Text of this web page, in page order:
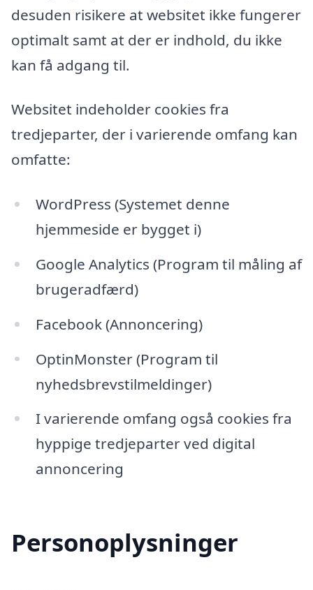
desuden risikere at websitet ikke fungerer
optimalt samt at der er indhold, du ikke
kan få adgang til.
Websitet indeholder cookies fra
tredjeparter, der i varierende omfang kan
omfatte:
WordPress (Systemet denne
hjemmeside er bygget i)
Google Analytics (Program til måling af
brugeradfærd)
Facebook (Annoncering)
OptinMonster (Program til
nyhedsbrevstilmeldinger)
I varierende omfang også cookies fra
hyppige tredjeparter ved digital
annoncering
Personoplysninger